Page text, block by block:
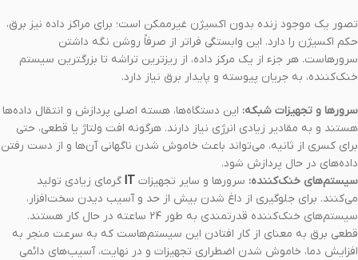
تصور یک موجود زنده بدون اکسیژن غیرممکن است؛ برای مراکز داده نیز برق،
حکم اکسیژن را دارد. این وابستگی فراتر از صرفاً روشن نگه داشتن
سرورهاست. هر جزء از یک مرکز داده، از ریزترین تراشه تا بزرگترین سیستم
خنک‌کننده، به جریان پیوسته و پایدار برق نیاز دارد.
سرورها و تجهیزات شبکه: این دستگاه‌ها، هسته اصلی پردازش و انتقال داده‌ها
هستند و به مقادیر زیادی انرژی نیاز دارند. هرگونه افت ولتاژ یا قطعی، حتی
برای کسری از ثانیه، می‌تواند باعث خاموش شدن ناگهانی آن‌ها و از دست رفتن
داده‌های در حال پردازش شود.
سیستم‌های خنک‌کننده: سرورها و سایر تجهیزات IT گرمای زیادی تولید
می‌کنند. برای جلوگیری از داغ شدن بیش از حد و آسیب دیدن سخت‌افزار،
سیستم‌های خنک‌کننده قدرتمندی به طور ۲۴ ساعته در حال کار هستند.
قطعی برق به معنای از کار افتادن این سیستم‌هاست که به سرعت منجر به
افزایش دما، خاموش شدن اضطراری تجهیزات و در نهایت، آسیب‌های دائمی